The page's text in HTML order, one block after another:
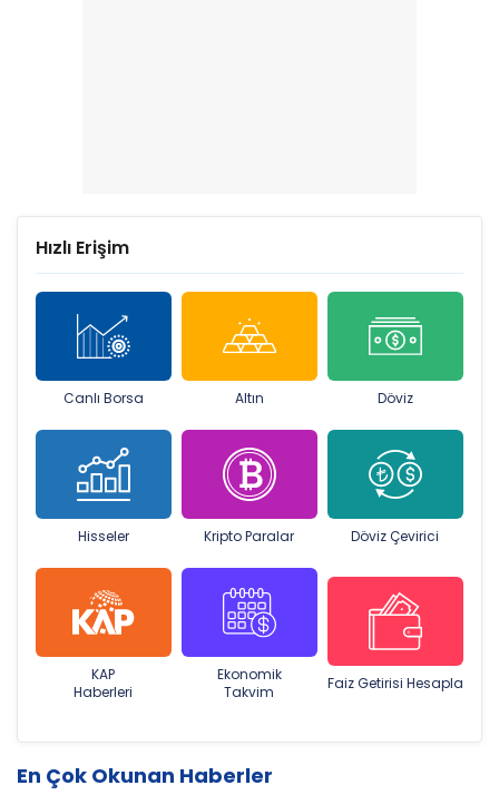
Hızlı Erişim
Canlı Borsa Altın Döviz
Hisseler Kripto Paralar Döviz Çevirici
KAP
Haberleri
Ekonomik
Takvim
Faiz Getirisi Hesapla
En Çok Okunan Haberler